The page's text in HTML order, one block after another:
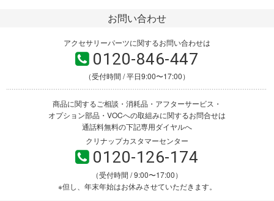
お問い合わせ
アクセサリーパーツに関するお問い合わせは
0120-846-447
（受付時間 / 平日9:00〜17:00）
商品に関するご相談・消耗品・アフターサービス・
オプション部品・VOCへの取組みに関するお問合せは
通話料無料の下記専用ダイヤルへ
クリナップカスタマーセンター
0120-126-174
（受付時間 / 9:00〜17:00）
※但し、年末年始はお休みさせていただきます。